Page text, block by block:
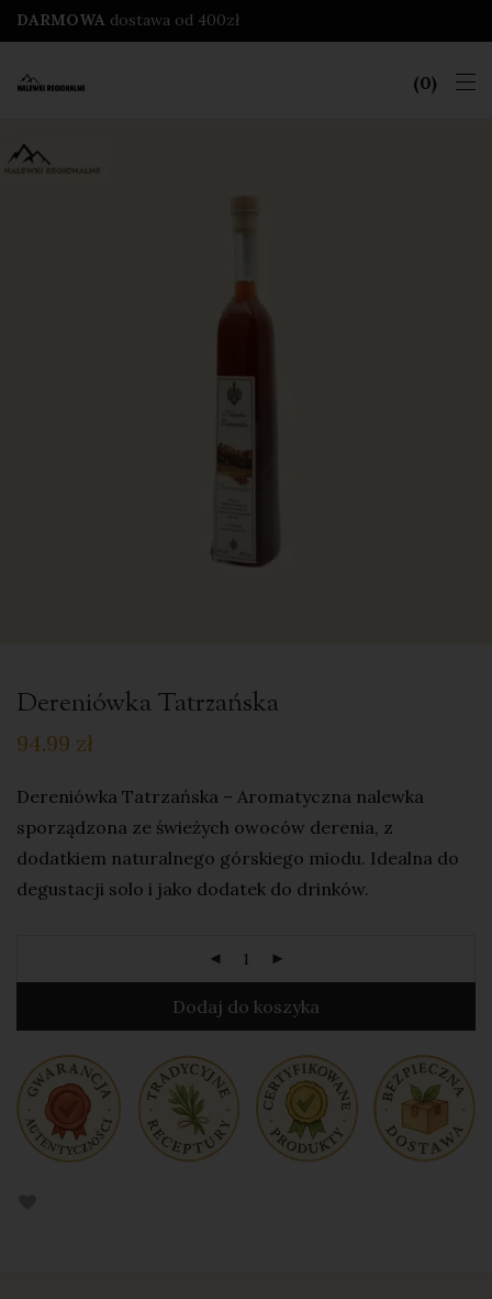
DARMOWA dostawa od 400zł
0
Dereniówka Tatrzańska
94.99 zł
Dereniówka Tatrzańska – Aromatyczna nalewka
sporządzona ze świeżych owoców derenia, z
dodatkiem naturalnego górskiego miodu. Idealna do
degustacji solo i jako dodatek do drinków.
Dodaj do koszyka